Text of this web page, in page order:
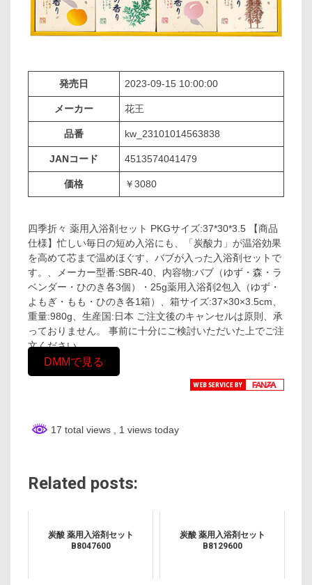
発売日 2023-09-15 10:00:00
メーカー 花王
品番 kw_23101014563838
JANコード 4513574041479
価格 ￥3080
四季折々 薬用入浴剤セット PKGサイズ:37*30*3.5 【商品
仕様】忙しい毎日の短め入浴にも、「炭酸力」が温浴効果
を高めて芯まで温めほぐす、バブが入った入浴剤セットで
す。、メーカー型番:SBR-40、内容物:バブ（ゆず・森・ラ
ベンダー・ひのき各3個）・25g薬用入浴剤2包入（ゆず・
よもぎ・もも・ひのき各1箱）、箱サイズ:37×30×3.5cm、
重量:980g、生産国:日本 ご注文後のキャンセルは原則、承
っておりません。 事前に十分にご検討いただいた上でご注
文ください。
DMMで見る
17 total views , 1 views today
Related posts:
炭酸 薬用入浴剤セット
B8047600
炭酸 薬用入浴剤セット
B8129600